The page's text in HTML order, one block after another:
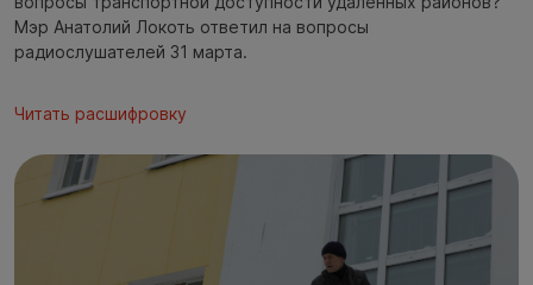
Мэр Анатолий Локоть ответил на вопросы
радиослушателей 31 марта.
Читать расшифровку